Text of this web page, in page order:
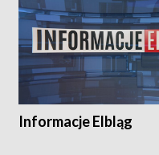
Informacje Elbląg